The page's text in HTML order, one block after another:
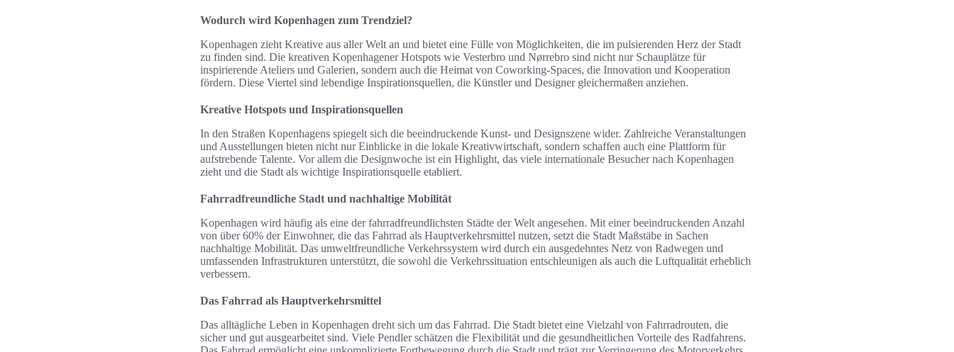
Wodurch wird Kopenhagen zum Trendziel?
Kopenhagen zieht Kreative aus aller Welt an und bietet eine Fülle von Möglichkeiten, die im pulsierenden Herz der Stadt
zu finden sind. Die kreativen Kopenhagener Hotspots wie Vesterbro und Nørrebro sind nicht nur Schauplätze für
inspirierende Ateliers und Galerien, sondern auch die Heimat von Coworking-Spaces, die Innovation und Kooperation
fördern. Diese Viertel sind lebendige Inspirationsquellen, die Künstler und Designer gleichermaßen anziehen.
Kreative Hotspots und Inspirationsquellen
In den Straßen Kopenhagens spiegelt sich die beeindruckende Kunst- und Designszene wider. Zahlreiche Veranstaltungen
und Ausstellungen bieten nicht nur Einblicke in die lokale Kreativwirtschaft, sondern schaffen auch eine Plattform für
aufstrebende Talente. Vor allem die Designwoche ist ein Highlight, das viele internationale Besucher nach Kopenhagen
zieht und die Stadt als wichtige Inspirationsquelle etabliert.
Fahrradfreundliche Stadt und nachhaltige Mobilität
Kopenhagen wird häufig als eine der fahrradfreundlichsten Städte der Welt angesehen. Mit einer beeindruckenden Anzahl
von über 60% der Einwohner, die das Fahrrad als Hauptverkehrsmittel nutzen, setzt die Stadt Maßstäbe in Sachen
nachhaltige Mobilität. Das umweltfreundliche Verkehrssystem wird durch ein ausgedehntes Netz von Radwegen und
umfassenden Infrastrukturen unterstützt, die sowohl die Verkehrssituation entschleunigen als auch die Luftqualität erheblich
verbessern.
Das Fahrrad als Hauptverkehrsmittel
Das alltägliche Leben in Kopenhagen dreht sich um das Fahrrad. Die Stadt bietet eine Vielzahl von Fahrradrouten, die
sicher und gut ausgearbeitet sind. Viele Pendler schätzen die Flexibilität und die gesundheitlichen Vorteile des Radfahrens.